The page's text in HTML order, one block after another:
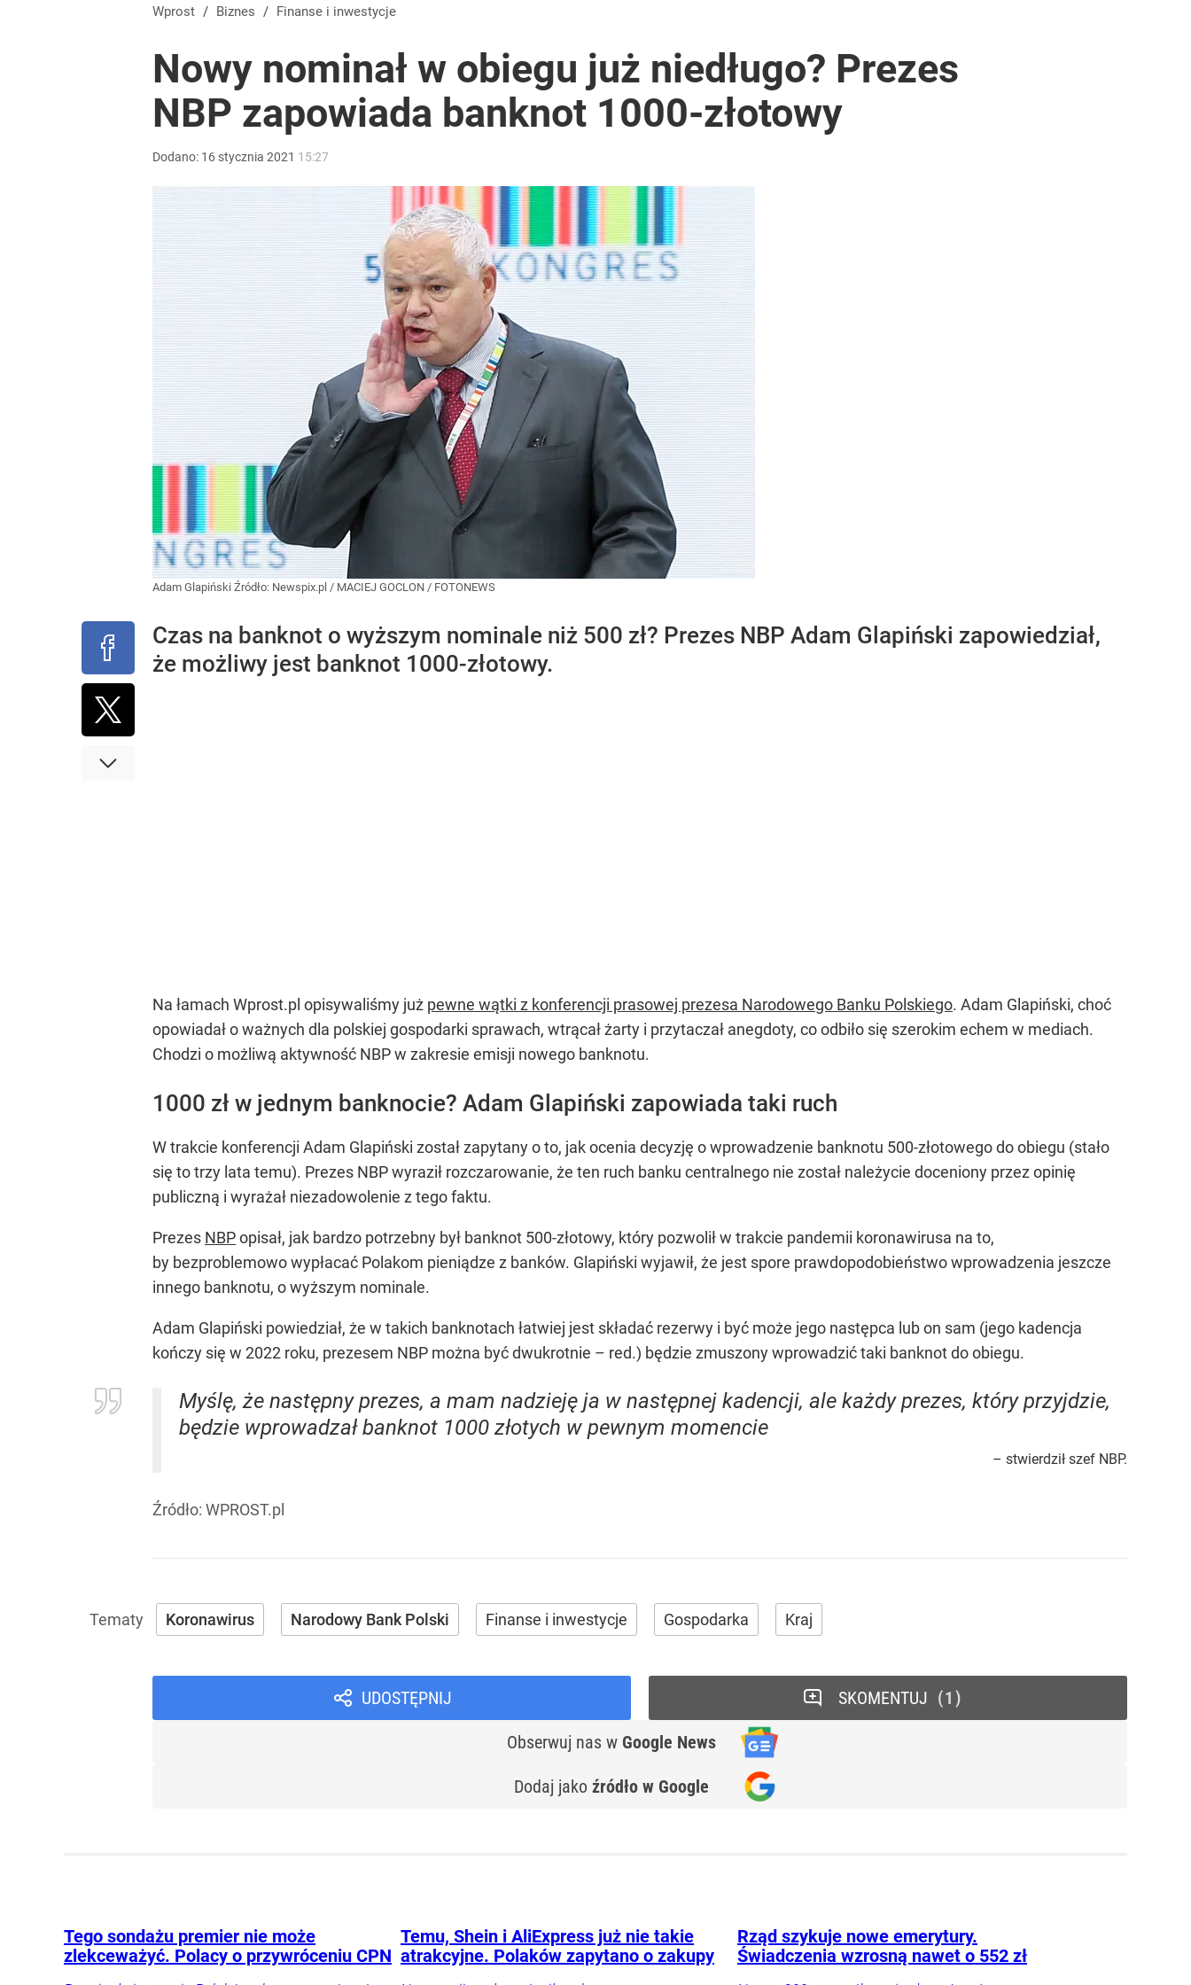
Tego sondażu premier nie może zlekceważyć. Polacy o przywróceniu CPN
Złoty na plusie. Frank największym przegranym tygodnia
Bezrobocie w Polsce. Takiej sytuacji nie było od pół roku
Wprost / Biznes / Finanse i inwestycje
Nowy nominał w obiegu już niedługo? Prezes
NBP zapowiada banknot 1000-złotowy
Dodano: 16 stycznia 2021 15:27
Adam Glapiński Źródło: Newspix.pl / MACIEJ GOCLON / FOTONEWS
Czas na banknot o wyższym nominale niż 500 zł? Prezes NBP Adam Glapiński zapowiedział,
że możliwy jest banknot 1000-złotowy.
Na łamach Wprost.pl opisywaliśmy już pewne wątki z konferencji prasowej prezesa Narodowego Banku Polskiego. Adam Glapiński, choć
opowiadał o ważnych dla polskiej gospodarki sprawach, wtrącał żarty i przytaczał anegdoty, co odbiło się szerokim echem w mediach.
Chodzi o możliwą aktywność NBP w zakresie emisji nowego banknotu.
1000 zł w jednym banknocie? Adam Glapiński zapowiada taki ruch
W trakcie konferencji Adam Glapiński został zapytany o to, jak ocenia decyzję o wprowadzenie banknotu 500-złotowego do obiegu (stało
się to trzy lata temu). Prezes NBP wyraził rozczarowanie, że ten ruch banku centralnego nie został należycie doceniony przez opinię
publiczną i wyrażał niezadowolenie z tego faktu.
Prezes NBPopisał, jak bardzo potrzebny był banknot 500-złotowy, który pozwolił w trakcie pandemii koronawirusa na to,
by bezproblemowo wypłacać Polakom pieniądze z banków. Glapiński wyjawił, że jest spore prawdopodobieństwo wprowadzenia jeszcze
innego banknotu, o wyższym nominale.
Adam Glapiński powiedział, że w takich banknotach łatwiej jest składać rezerwy i być może jego następca lub on sam (jego kadencja
kończy się w 2022 roku, prezesem NBP można być dwukrotnie – red.) będzie zmuszony wprowadzić taki banknot do obiegu.
Myślę, że następny prezes, a mam nadzieję ja w następnej kadencji, ale każdy prezes, który przyjdzie,
będzie wprowadzał banknot 1000 złotych w pewnym momencie
– stwierdził szef NBP.
Źródło: WPROST.pl
Koronawirus Narodowy Bank Polski Finanse i inwestycje Gospodarka Kraj
UDOSTĘPNIJ
Obserwuj nas w Google News
Dodaj jako źródło w Google
SKOMENTUJ 1
Tego sondażu premier nie może
zlekceważyć. Polacy o przywróceniu CPN
Temu, Shein i AliExpress już nie takie
atrakcyjne. Polaków zapytano o zakupy
Rząd szykuje nowe emerytury.
Świadczenia wzrosną nawet o 552 zł